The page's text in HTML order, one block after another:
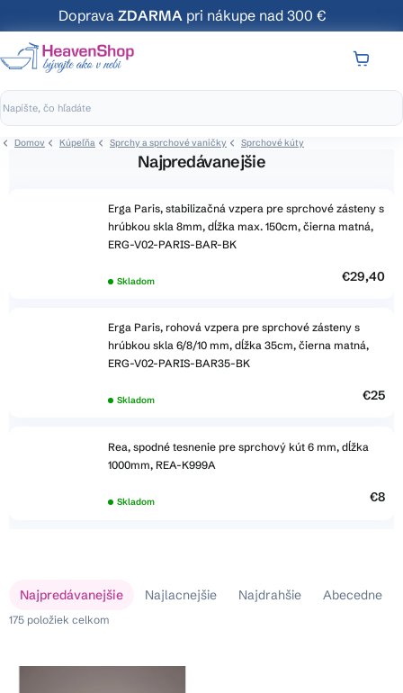
na
obsah
Doprava ZDARMA pri nákupe nad 300 €
KOŠÍK
Domov Kúpeľňa Sprchy a sprchové vaničky Sprchové kúty
Najpredávanejšie
Erga Paris, stabilizačná vzpera pre sprchové zásteny s
hrúbkou skla 8mm, dĺžka max. 150cm, čierna matná,
ERG-V02-PARIS-BAR-BK
Skladom €29,40
Erga Paris, rohová vzpera pre sprchové zásteny s
hrúbkou skla 6/8/10 mm, dĺžka 35cm, čierna matná,
ERG-V02-PARIS-BAR35-BK
Skladom €25
Rea, spodné tesnenie pre sprchový kút 6 mm, dĺžka
1000mm, REA-K999A
Skladom €8
d
Najpredávanejšie Najlacnejšie Najdrahšie Abecedne
175 položiek celkom
p